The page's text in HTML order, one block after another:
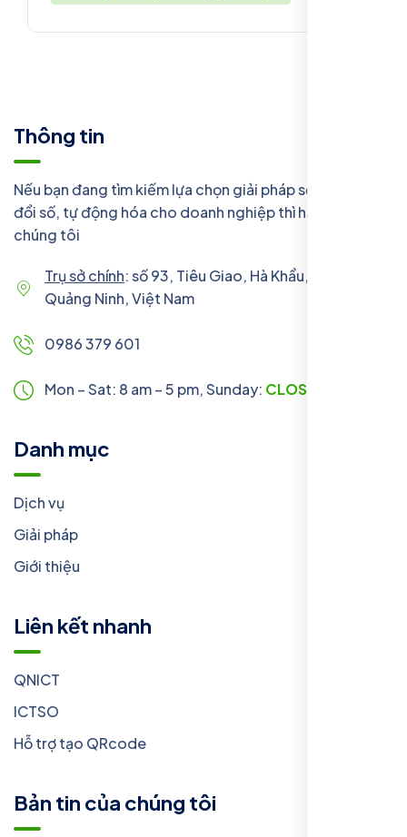
Thông tin
Nếu bạn đang tìm kiếm lựa chọn giải pháp số, chuyển
đổi số, tự động hóa cho doanh nghiệp thì hãy liên hệ với
chúng tôi
Trụ sở chính: số 93, Tiêu Giao, Hà Khẩu, Hạ Long,
Quảng Ninh, Việt Nam
0986 379 601
Mon – Sat: 8 am – 5 pm,Sunday: CLOSED
Danh mục
Dịch vụ
Giải pháp
Giới thiệu
Liên kết nhanh
QNICT
ICTSO
Hỗ trợ tạo QRcode
Bản tin của chúng tôi